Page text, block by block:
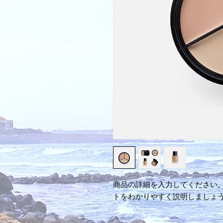
商品の詳細を入力してください
トをわかりやすく説明しましょ